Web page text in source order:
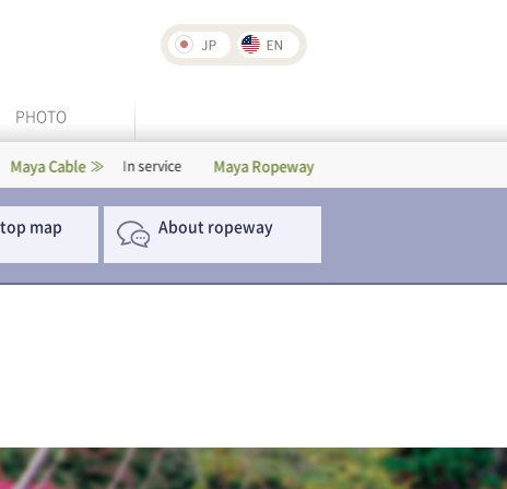
PHOTO
In service Maya Ropeway In service
map About ropeway